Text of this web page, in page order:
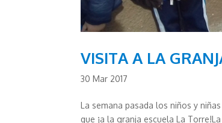
VISITA A LA
30 Mar 2017
La semana pasada los niños y
que ¡a la granja escuela La